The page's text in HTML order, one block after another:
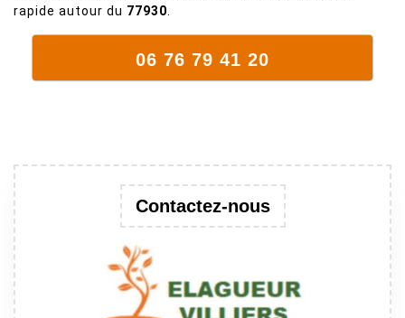
donc
dangereuse.
connaissent
très bien leur
rapide autour du 77930
06 76 79 41 20
Contactez-nous